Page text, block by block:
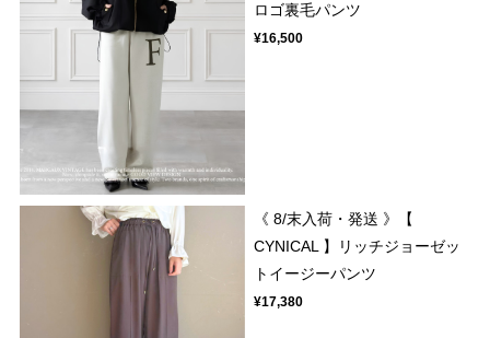
ロゴ裏毛パンツ
¥16,500
《 8/末入荷・発送 》【
CYNICAL 】リッチジョーゼッ
トイージーパンツ
¥17,380